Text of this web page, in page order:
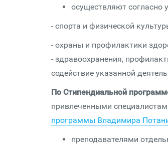
осуществляют согласно
- спорта и физической
- охраны и профилактики
- здравоохранения,
содействие указанной
По Стипендиальной
привлеченными
программы Владимира
преподавателями